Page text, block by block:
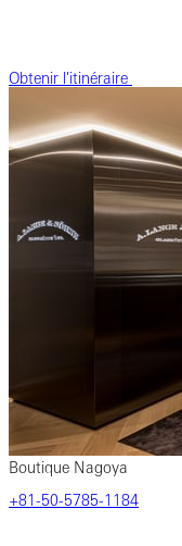
Obtenir l'itinéraire
Boutique Nagoya
‎+81-50-5785-1184